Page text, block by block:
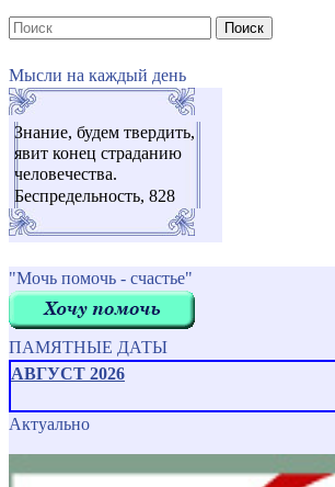
Поиск
Мысли на каждый день
Знание, будем твердить,
явит конец страданию
человечества.
Беспредельность, 828
"Мочь помочь - счастье"
ПАМЯТНЫЕ ДАТЫ
АВГУСТ 2026
Актуально